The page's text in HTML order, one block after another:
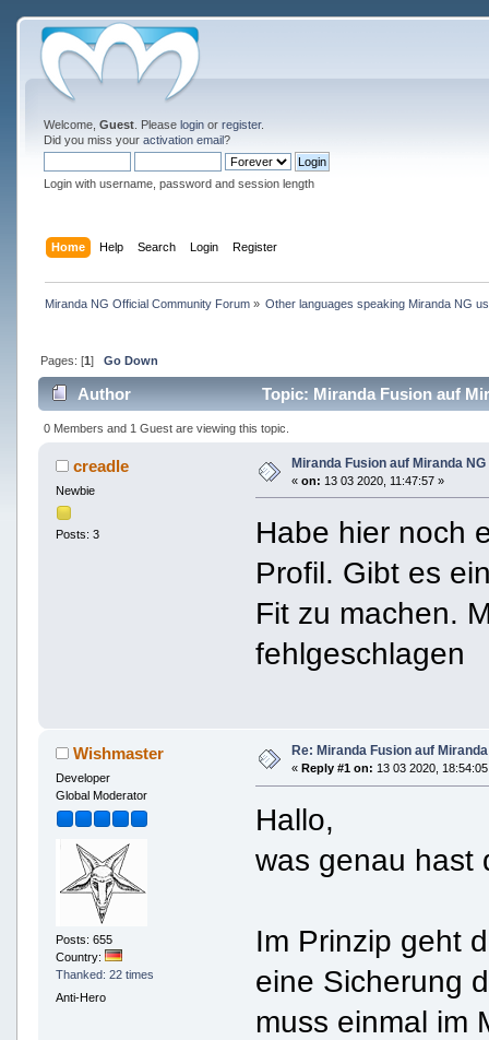
Welcome, Guest. Please loginor register.
Did you miss your activation email?
Login with username, password and session length
Home Help Search Login Register
Miranda NG Official Community Forum» Other languages speaking Miranda NG
Pages: [1] Go Down
Author Topic: Miranda Fusion auf
0 Members and 1 Guest are viewing this topic.
creadle
Newbie
Posts: 3
Miranda Fusion auf Miranda NG
« on: 13 03 2020, 11:47:57 »
Habe hier noch
Profil. Gibt es
Fit zu machen.
fehlgeschlagen
Wishmaster
Developer
Global Moderator
Posts: 655
Country:
Thanked: 22 times
Anti-Hero
Re: Miranda Fusion auf Miranda
« Reply #1 on: 13 03 2020,
Hallo,
was genau hast
Im Prinzip geht
eine Sicherung
muss einmal im